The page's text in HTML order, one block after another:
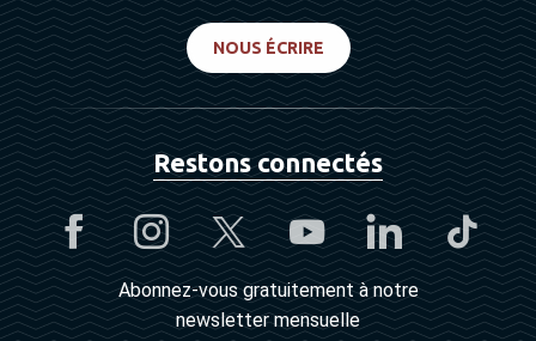
NOUS ÉCRIRE
Restons connectés
Abonnez-vous gratuitement à notre
newsletter mensuelle